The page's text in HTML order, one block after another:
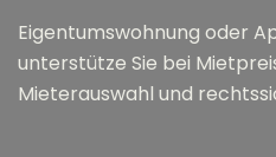
Eigentumswohnung oder
unterstütze Sie bei
Mieterauswahl und